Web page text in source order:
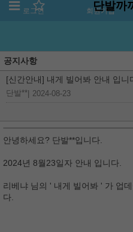
로그인 회원가입
단발까
공지사항
[신간안내] 내게 빌어봐 안내 입니
단발** 2024-08-23
안녕하세요? 단발**입니다.
2024년 8월23일자 안내 입니다.
리베냐 님의 ' 내게 빌어봐 ' 가 업
다.